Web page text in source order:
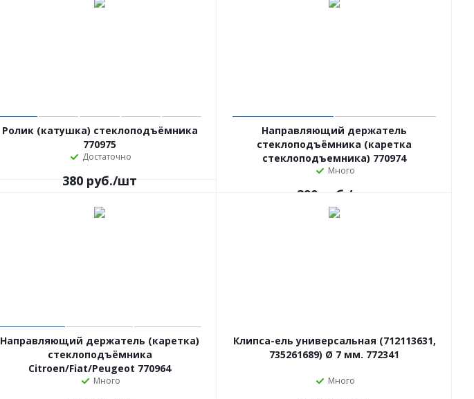
Ролик (катушка) стеклоподъёмника
770975
Достаточно
380 руб./шт
Направляющий держатель
стеклоподъёмника (каретка
стеклоподъемника) 770974
Много
390 руб. /шт
Направляющий держатель (каретка)
стеклоподъёмника
Citroen/Fiat/Peugeot 770964
Много
Клипса-ель универсальная (712113631,
735261689) Ø 7 мм. 772341
Много